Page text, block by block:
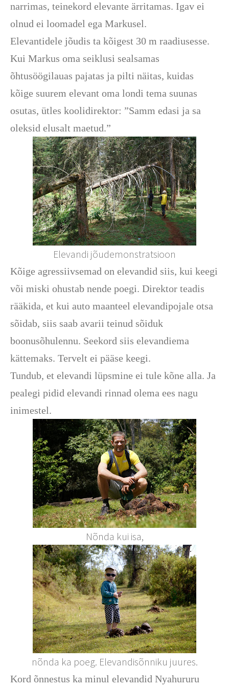
narrimas, teinekord elevante ärritamas. Igav ei
olnud ei loomadel ega Markusel.
Elevantidele jõudis ta kõigest 30 m raadiusesse.
Kui Markus oma seiklusi sealsamas
õhtusöögilauas pajatas ja pilti näitas, kuidas
kõige suurem elevant oma londi tema suunas
osutas, ütles koolidirektor: ”Samm edasi ja sa
oleksid elusalt maetud.”
Elevandi jõudemonstratsioon
Kõige agressiivsemad on elevandid siis, kui keegi
või miski ohustab nende poegi. Direktor teadis
rääkida, et kui auto maanteel elevandipojale otsa
sõidab, siis saab avarii teinud sõiduk
boonusõhulennu. Seekord siis elevandiema
kättemaks. Tervelt ei pääse keegi.
Tundub, et elevandi lüpsmine ei tule kõne alla. Ja
pealegi pidid elevandi rinnad olema ees nagu
inimestel.
Nõnda kui isa,
nõnda ka poeg. Elevandisõnniku juures.
Kord õnnestus ka minul elevandid Nyahururu